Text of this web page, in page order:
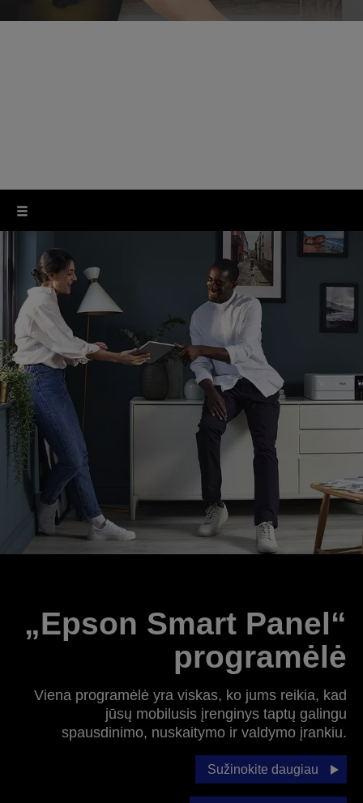
„Epson Smart Panel“
programėlė
Viena programėlė yra viskas, ko jums reikia, kad
jūsų mobilusis įrenginys taptų galingu
spausdinimo, nuskaitymo ir valdymo įrankiu.
Sužinokite daugiau